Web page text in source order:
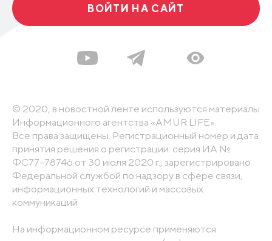
ВОЙТИ НА САЙТ
© 2020, в новостной ленте используются материалы
Информационного агентства «AMUR.LIFE».
Все права защищены. Регистрационный номер и дата
принятия решения о регистрации: серия ИА №
ФС77-78746 от 30 июля 2020 г., зарегистрировано
Федеральной службой по надзору в сфере связи,
информационных технологий и массовых
коммуникаций
На информационном ресурсе применяются